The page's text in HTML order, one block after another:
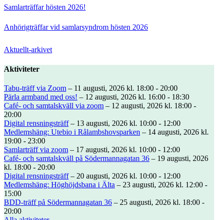
Samlarträffar hösten 2026!
Anhörigträffar vid samlarsyndrom hösten 2026
Aktuellt-arkivet
Aktiviteter
Tabu-träff via Zoom – 11 augusti, 2026 kl. 18:00 - 20:00
Pärla armband med oss! – 12 augusti, 2026 kl. 16:00 - 18:30
Café- och samtalskväll via zoom – 12 augusti, 2026 kl. 18:00 -
20:00
Digital rensningsträff– 13 augusti, 2026 kl. 10:00 - 12:00
Medlemshäng: Utebio i Rålambshovsparken – 14 augusti, 2026 kl.
19:00 - 23:00
Samlarträff via zoom – 17 augusti, 2026 kl. 10:00 - 12:00
Café- och samtalskväll på Södermannagatan 36 – 19 augusti, 2026
kl. 18:00 - 20:00
Digital rensningsträff– 20 augusti, 2026 kl. 10:00 - 12:00
Medlemshäng: Höghöjdsbana i Älta – 23 augusti, 2026 kl. 12:00 -
15:00
BDD-träff på Södermannagatan 36 – 25 augusti, 2026 kl. 18:00 -
20:00